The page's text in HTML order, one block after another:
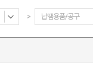
> 납땜용품/공구